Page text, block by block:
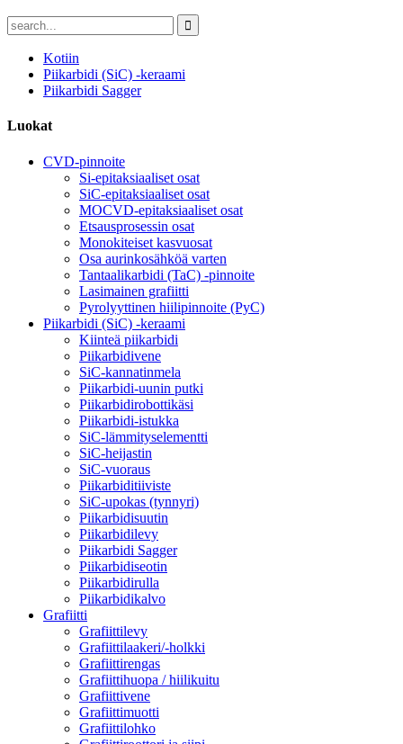
Kotiin
Piikarbidi (SiC) -keraami
Piikarbidi Sagger
Luokat
CVD-pinnoite
Si-epitaksiaaliset osat
SiC-epitaksiaaliset osat
MOCVD-epitaksiaaliset osat
Etsausprosessin osat
Monokiteiset kasvuosat
Osa aurinkosähköä varten
Tantaalikarbidi (TaC) -pinnoite
Lasimainen grafiitti
Pyrolyyttinen hiilipinnoite (PyC)
Piikarbidi (SiC) -keraami
Kiinteä piikarbidi
Piikarbidivene
SiC-kannatinmela
Piikarbidi-uunin putki
Piikarbidirobottikäsi
Piikarbidi-istukka
SiC-lämmityselementti
SiC-heijastin
SiC-vuoraus
Piikarbiditiiviste
SiC-upokas (tynnyri)
Piikarbidisuutin
Piikarbidilevy
Piikarbidi Sagger
Piikarbidiseotin
Piikarbidirulla
Piikarbidikalvo
Grafiitti
Grafiittilevy
Grafiittilaakeri/-holkki
Grafiittirengas
Grafiittihuopa / hiilikuitu
Grafiittivene
Grafiittimuotti
Grafiittilohko